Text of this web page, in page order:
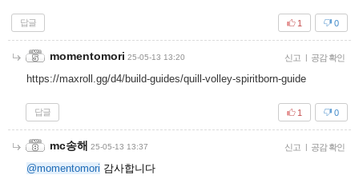
답글 0
1
momentomori 25-05-13 13:20 신고 | 공감 확인
https://maxroll.gg/d4/build-guides/quill-volley-spiritborn-guide
답글 0
1
mc송해 25-05-13 13:37 신고 | 공감 확인
@momentomori 감사합니다